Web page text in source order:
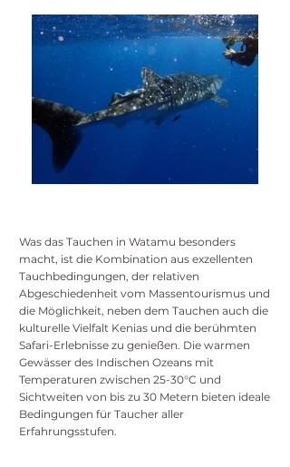
Was das Tauchen in Watamu besonders
macht, ist die Kombination aus exzellenten
Tauchbedingungen, der relativen
Abgeschiedenheit vom Massentourismus und
die Möglichkeit, neben dem Tauchen auch die
kulturelle Vielfalt Kenias und die berühmten
Safari-Erlebnisse zu genießen. Die warmen
Gewässer des Indischen Ozeans mit
Temperaturen zwischen 25-30°C und
Sichtweiten von bis zu 30 Metern bieten ideale
Bedingungen für Taucher aller
Erfahrungsstufen.